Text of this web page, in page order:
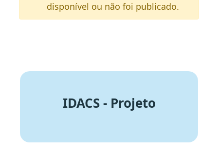
disponível ou não foi publicado.
IDACS - Projeto